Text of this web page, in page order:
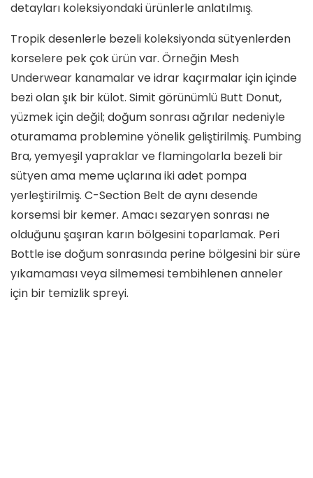
detayları koleksiyondaki ürünlerle anlatılmış.
Tropik desenlerle bezeli koleksiyonda sütyenlerden
korselere pek çok ürün var. Örneğin Mesh
Underwear kanamalar ve idrar kaçırmalar için içinde
bezi olan şık bir külot. Simit görünümlü Butt Donut,
yüzmek için değil; doğum sonrası ağrılar nedeniyle
oturamama problemine yönelik geliştirilmiş. Pumbing
Bra, yemyeşil yapraklar ve flamingolarla bezeli bir
sütyen ama meme uçlarına iki adet pompa
yerleştirilmiş. C-Section Belt de aynı desende
korsemsi bir kemer. Amacı sezaryen sonrası ne
olduğunu şaşıran karın bölgesini toparlamak. Peri
Bottle ise doğum sonrasında perine bölgesini bir süre
yıkamaması veya silmemesi tembihlenen anneler
için bir temizlik spreyi.